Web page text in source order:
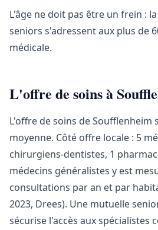
L'âge ne doit pas être un frein :
seniors s'adressent aux plus de
médicale.
L'offre de soins à
L'offre de soins de Soufflenheim
moyenne. Côté offre locale : 5
chirurgiens-dentistes, 1
médecins généralistes y est
consultations par an et par
2023, Drees). Une mutuelle
sécurise l'accès aux spécialistes